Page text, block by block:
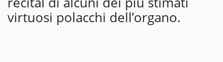
virtuosi polacchi dell’organo.